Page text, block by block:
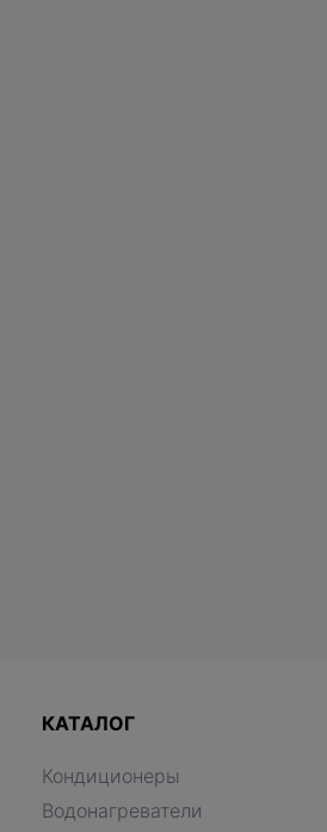
КАТАЛОГ
Кондиционеры
Водонагреватели